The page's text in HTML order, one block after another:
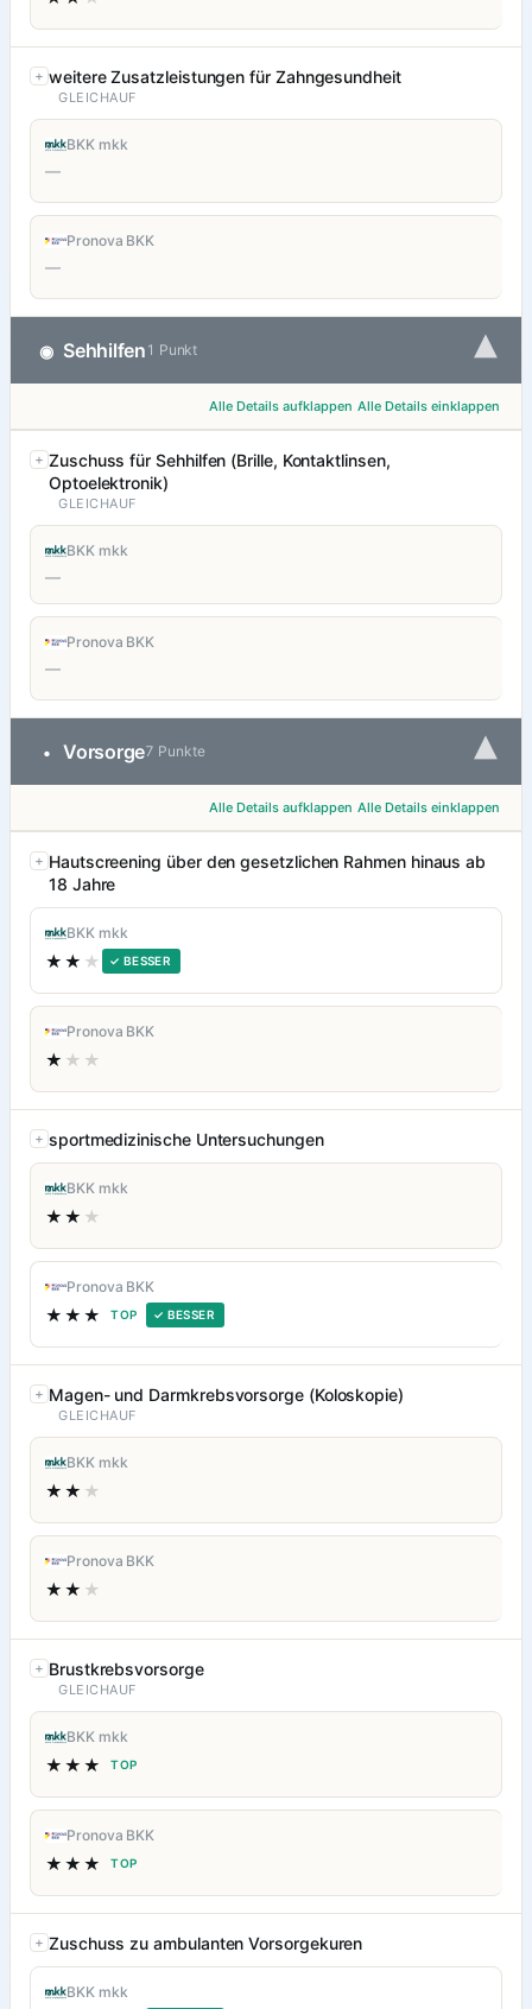
weitere Zusatzleistungen für Zahngesundheit
GLEICHAUF
BKK mkk
—
Pronova BKK
—
◉ Sehhilfen 1 Punkt ▾
Alle Details aufklappen Alle Details einklappen
Zuschuss für Sehhilfen (Brille, Kontaktlinsen,
Optoelektronik)
GLEICHAUF
BKK mkk
—
Pronova BKK
—
• Vorsorge7 Punkte ▾
Alle Details aufklappen Alle Details einklappen
Hautscreening über den gesetzlichen Rahmen hinaus ab
18 Jahre
BKK mkk
★★ ★ ✓ BESSER
Pronova BKK
★ ★★
sportmedizinische Untersuchungen
BKK mkk
★★ ★
Pronova BKK
★★★ TOP ✓ BESSER
Magen- und Darmkrebsvorsorge (Koloskopie)
GLEICHAUF
BKK mkk
★★ ★
Pronova BKK
★★ ★
Brustkrebsvorsorge
GLEICHAUF
BKK mkk
★★★ TOP
Pronova BKK
★★★ TOP
Zuschuss zu ambulanten Vorsorgekuren
BKK mkk